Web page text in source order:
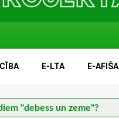
E-LTA E-AFIŠA
"debess un zeme"?